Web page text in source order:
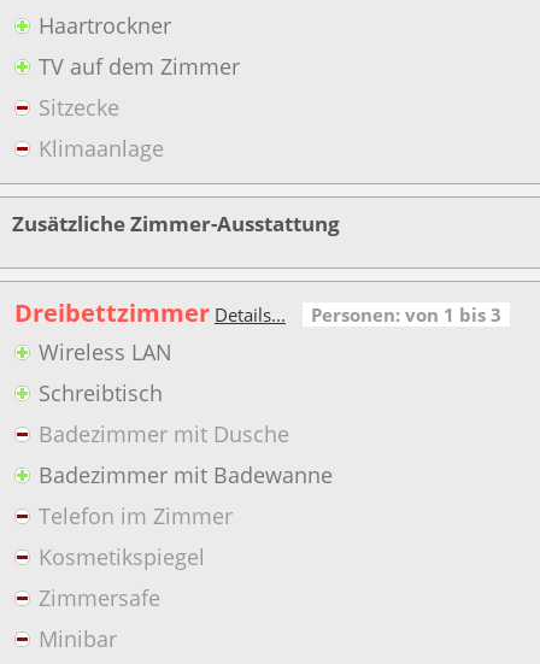
Haartrockner
TV auf dem Zimmer
Sitzecke
Klimaanlage
Zusätzliche Zimmer-Ausstattung
Dreibettzimmer Details... Personen: von 1 bis 3
Wireless LAN
Schreibtisch
Badezimmer mit Dusche
Badezimmer mit Badewanne
Telefon im Zimmer
Kosmetikspiegel
Zimmersafe
Minibar